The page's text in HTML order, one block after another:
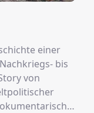
einer
bis
von